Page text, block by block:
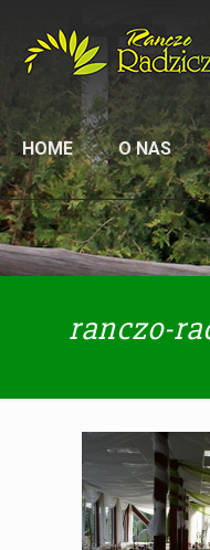
HOME O NAS
ranczo-